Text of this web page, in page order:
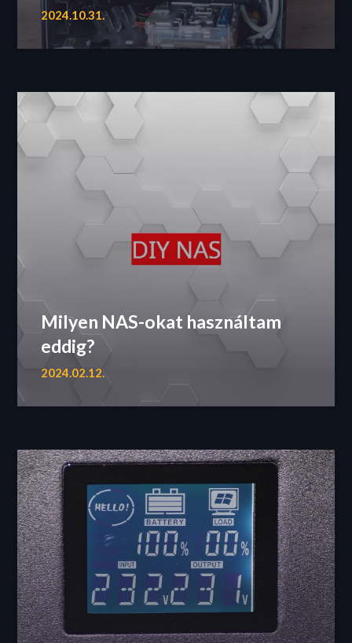
2024.10.31.
Milyen NAS-okat használtam
eddig?
2024.02.12.